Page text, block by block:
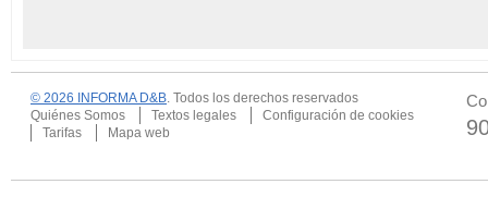
© 2026 INFORMA D&B. Todos los derechos reservados
Quiénes Somos
Textos legales
Configuración de cookies
Tarifas
Mapa web